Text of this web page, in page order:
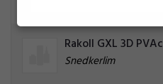
Rakoll GXL 3D PVAc
Snedkerlim